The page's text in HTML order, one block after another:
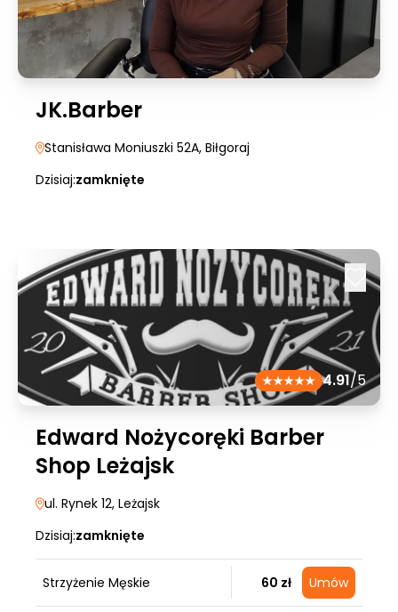
JK.Barber
Stanisława Moniuszki 52A, Biłgoraj
Dzisiaj:zamknięte
4.91/5
Edward Nożycoręki Barber
Shop Leżajsk
ul. Rynek 12, Leżajsk
Dzisiaj:zamknięte
Strzyżenie Męskie 60 zł Umów